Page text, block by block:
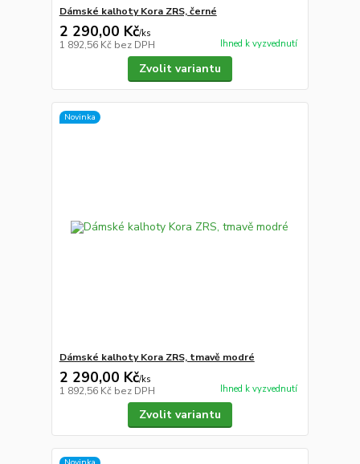
Dámské kalhoty Kora ZRS, černé
2 290,00 Kč/ks
1 892,56 Kč bez DPH Ihned k vyzvednutí
Zvolit variantu
Novinka
Dámské kalhoty Kora ZRS, tmavě modré
2 290,00 Kč/ks
1 892,56 Kč bez DPH Ihned k vyzvednutí
Zvolit variantu